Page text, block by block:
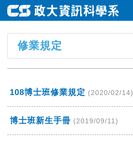
修業規定
108博士班修業規定 (2020/02/14)
博士班新生手冊 (2019/09/11)